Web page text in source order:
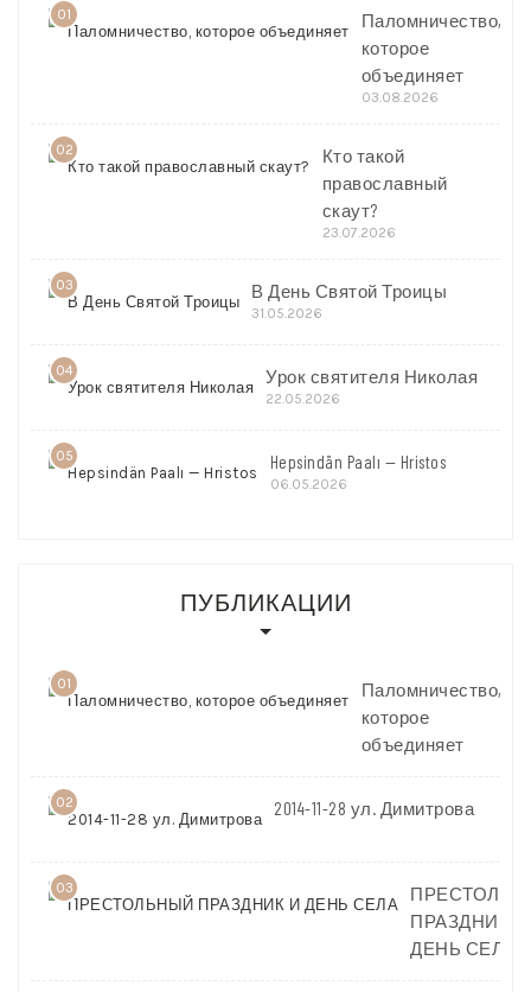
01
Паломничество,
которое
объединяет
03.08.2026
02
Кто такой
православный
скаут?
23.07.2026
03 В День Святой Троицы
31.05.2026
04 Урок святителя Николая
22.05.2026
05 Hepsindän Paalı — Hristos
06.05.2026
ПУБЛИКАЦИИ
01
Паломничество,
которое
объединяет
02 2014-11-28 ул. Димитрова
03
ПРАЗДНИК И
ДЕНЬ СЕЛА